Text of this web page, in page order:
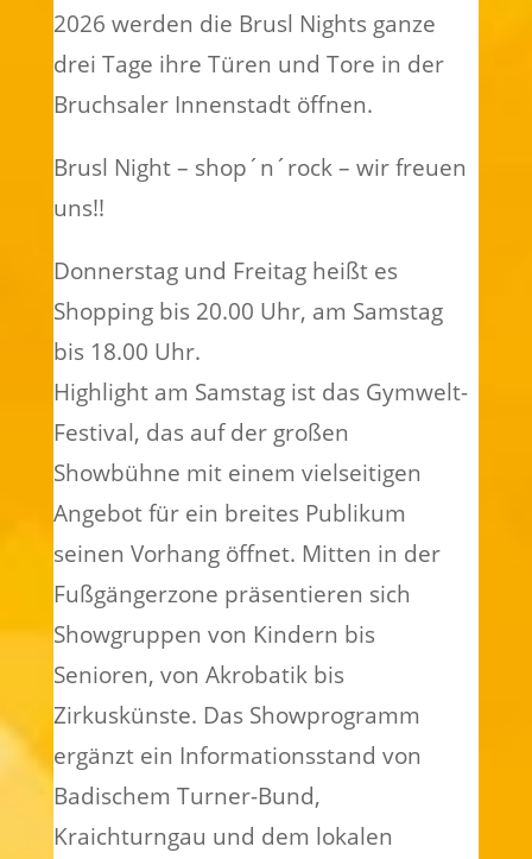
2026 werden die Brusl Nights ganze
drei Tage ihre Türen und Tore in der
Bruchsaler Innenstadt öffnen.
Brusl Night – shop´n´rock – wir freuen
uns!!
Donnerstag und Freitag heißt es
Shopping bis 20.00 Uhr, am Samstag
bis 18.00 Uhr.
Highlight am Samstag ist das Gymwelt-
Festival, das auf der großen
Showbühne mit einem vielseitigen
Angebot für ein breites Publikum
seinen Vorhang öffnet. Mitten in der
Fußgängerzone präsentieren sich
Showgruppen von Kindern bis
Senioren, von Akrobatik bis
Zirkuskünste. Das Showprogramm
ergänzt ein Informationsstand von
Badischem Turner-Bund,
Kraichturngau und dem lokalen